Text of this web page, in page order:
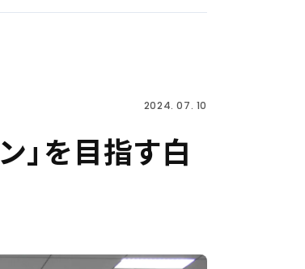
2024. 07. 10
」を目指す白